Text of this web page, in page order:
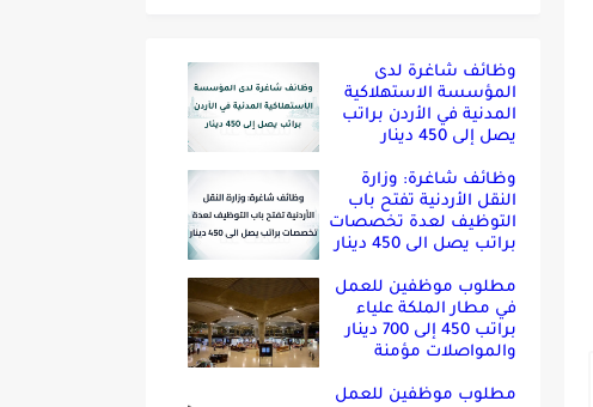
وظائف شاغرة لدى
المؤسسة الاستهلاكية
المدنية في الأردن براتب
يصل إلى 450 دينار
وظائف شاغرة: وزارة
النقل الأردنية تفتح باب
التوظيف لعدة تخصصات
براتب يصل الى 450 دينار
مطلوب موظفين للعمل
في مطار الملكة علياء
براتب 450 إلى 700 دينار
والمواصلات مؤمنة
مطلوب موظفين للعمل